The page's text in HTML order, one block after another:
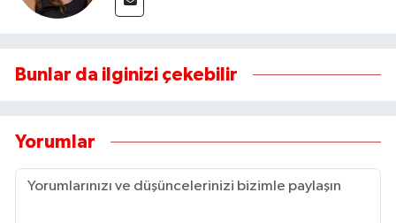
Bunlar da ilginizi çekebilir
Yorumlar